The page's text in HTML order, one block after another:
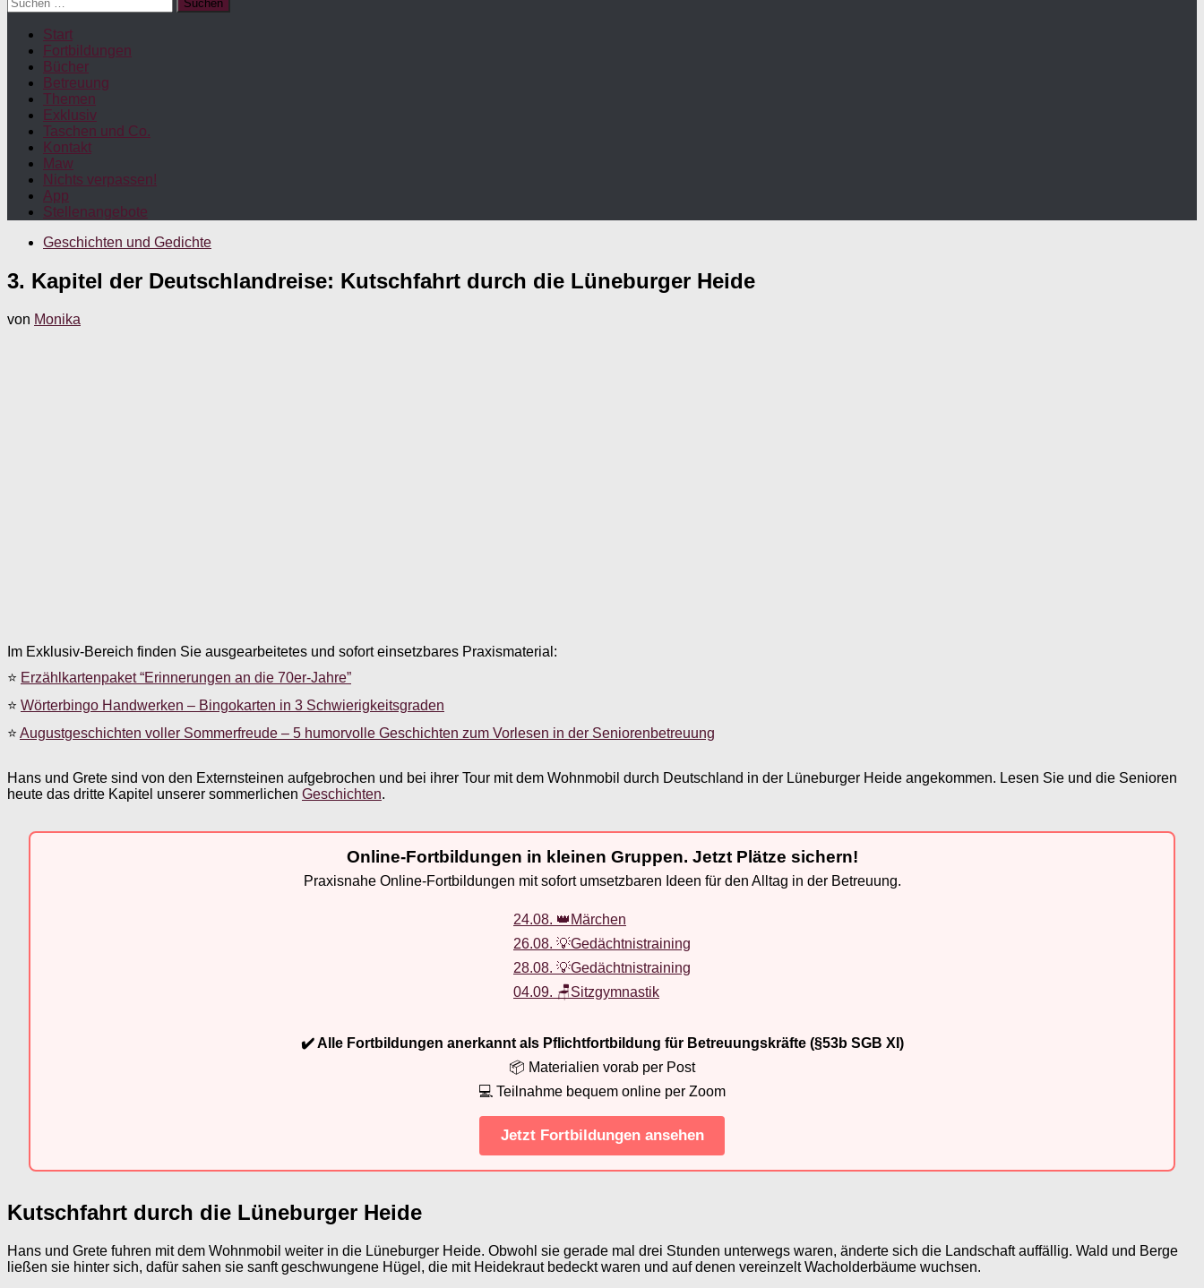
nach:
Start
Fortbildungen
Bücher
Betreuung
Themen
Exklusiv
Taschen und Co.
Kontakt
Maw
Nichts verpassen!
App
Stellenangebote
Geschichten und Gedichte
3. Kapitel der Deutschlandreise: Kutschfahrt durch die Lüneburger Heide
von Monika
Im Exklusiv-Bereich finden Sie ausgearbeitetes und sofort einsetzbares Praxismaterial:
⭐ Erzählkartenpaket “Erinnerungen an die 70er-Jahre”
⭐ Wörterbingo Handwerken – Bingokarten in 3 Schwierigkeitsgraden
⭐ Augustgeschichten voller Sommerfreude – 5 humorvolle Geschichten zum Vorlesen in der Seniorenbetreuung
Hans und Grete sind von den Externsteinen aufgebrochen und bei ihrer Tour mit dem Wohnmobil durch Deutschland in der Lüneburger Heide angekommen. Lesen Sie und die Senioren
heute das dritte Kapitel unserer sommerlichen Geschichten.
Online-Fortbildungen in kleinen Gruppen. Jetzt Plätze sichern!
Praxisnahe Online-Fortbildungen mit sofort umsetzbaren Ideen für den Alltag in der Betreuung.
24.08. 👑Märchen
26.08. 💡Gedächtnistraining
28.08. 💡Gedächtnistraining
04.09. 🪑Sitzgymnastik
✔️ Alle Fortbildungen anerkannt als Pflichtfortbildung für Betreuungskräfte (§53b SGB XI)
📦 Materialien vorab per Post
💻 Teilnahme bequem online per Zoom
Jetzt Fortbildungen ansehen
Kutschfahrt durch die Lüneburger Heide
Hans und Grete fuhren mit dem Wohnmobil weiter in die Lüneburger Heide. Obwohl sie gerade mal drei Stunden unterwegs waren, änderte sich die Landschaft auffällig. Wald und Berge
ließen sie hinter sich, dafür sahen sie sanft geschwungene Hügel, die mit Heidekraut bedeckt waren und auf denen vereinzelt Wacholderbäume wuchsen.